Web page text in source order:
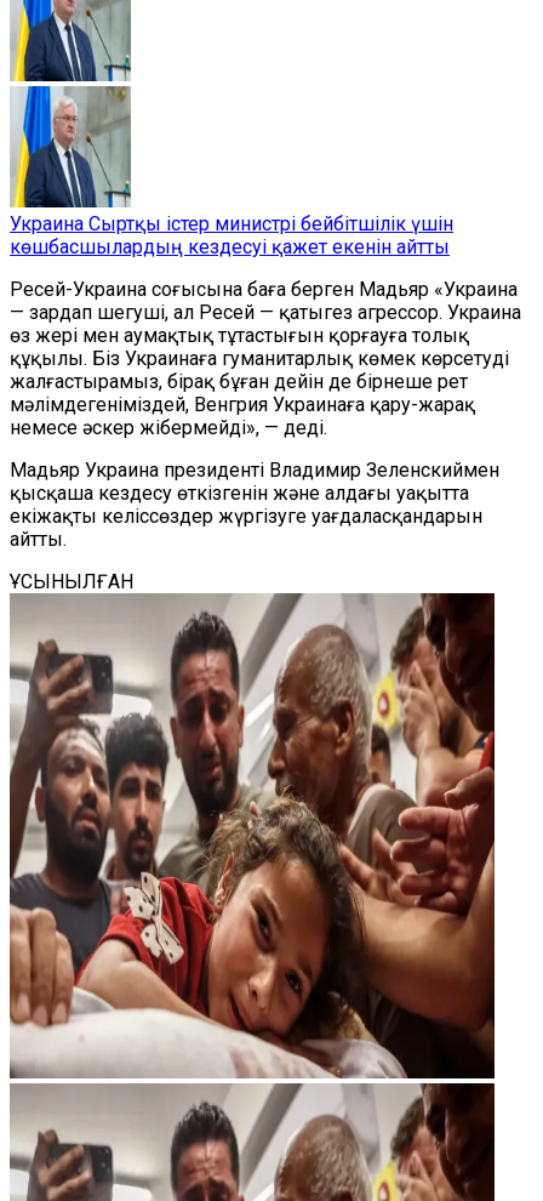
Украина Сыртқы істер министрі бейбітшілік үшін
көшбасшылардың кездесуі қажет екенін айтты
Ресей-Украина соғысына баға берген Мадьяр «Украина
— зардап шегуші, ал Ресей — қатыгез агрессор. Украина
өз жері мен аумақтық тұтастығын қорғауға толық
құқылы. Біз Украинаға гуманитарлық көмек көрсетуді
жалғастырамыз, бірақ бұған дейін де бірнеше рет
мәлімдегеніміздей, Венгрия Украинаға қару-жарақ
немесе әскер жібермейді», — деді.
Мадьяр Украина президенті Владимир Зеленскиймен
қысқаша кездесу өткізгенін және алдағы уақытта
екіжақты келіссөздер жүргізуге уағдаласқандарын
айтты.
ҰСЫНЫЛҒАН